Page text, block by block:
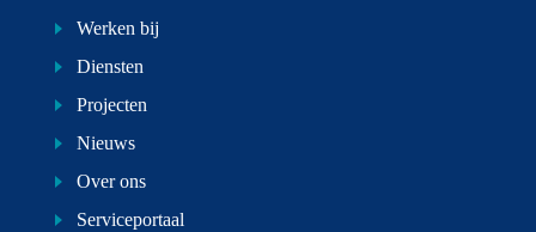
Werken bij
Diensten
Projecten
Nieuws
Over ons
Serviceportaal